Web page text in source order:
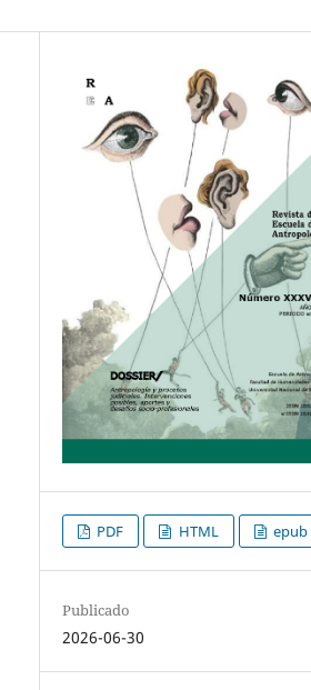
PDF HTML epub
Publicado
2026-06-30